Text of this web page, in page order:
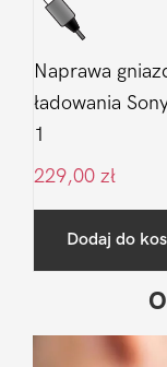
Naprawa
ładowania
1
229,00 zł
Dodaj do
Sidebar